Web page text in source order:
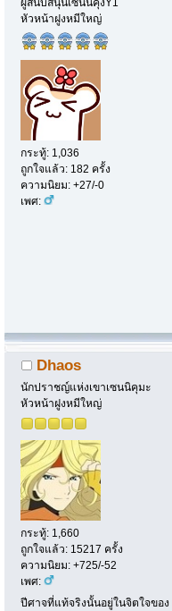
ผู้สนับสนุนเซนนิคุงY1
หัวหน้าฝูงหมีใหญ่
กระทู้: 1,036
ถูกใจแล้ว: 182 ครั้ง
ความนิยม: +27/-0
เพศ:
Dhaos
นักปราชญ์แห่งเขาเซนนิคุมะ
หัวหน้าฝูงหมีใหญ่
กระทู้: 1,660
ถูกใจแล้ว: 15217 ครั้ง
ความนิยม: +725/-52
เพศ:
ปีศาจที่แท้จริงนั้นอยู่ในจิตใจของ